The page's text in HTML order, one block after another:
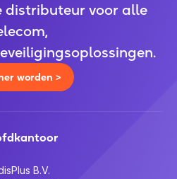
distributeur voor alle
worden >
B.V.